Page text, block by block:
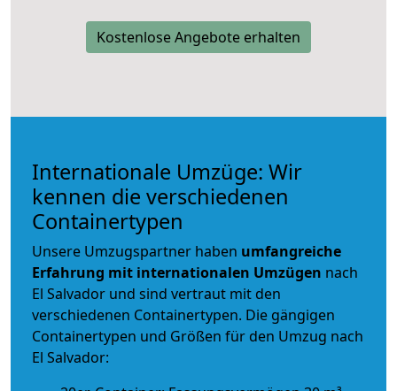
Kostenlose Angebote erhalten
Internationale Umzüge: Wir
kennen die verschiedenen
Containertypen
Unsere Umzugspartner haben umfangreiche
Erfahrung mit internationalen Umzügen nach
El Salvador und sind vertraut mit den
verschiedenen Containertypen. Die gängigen
Containertypen und Größen für den Umzug nach
El Salvador: